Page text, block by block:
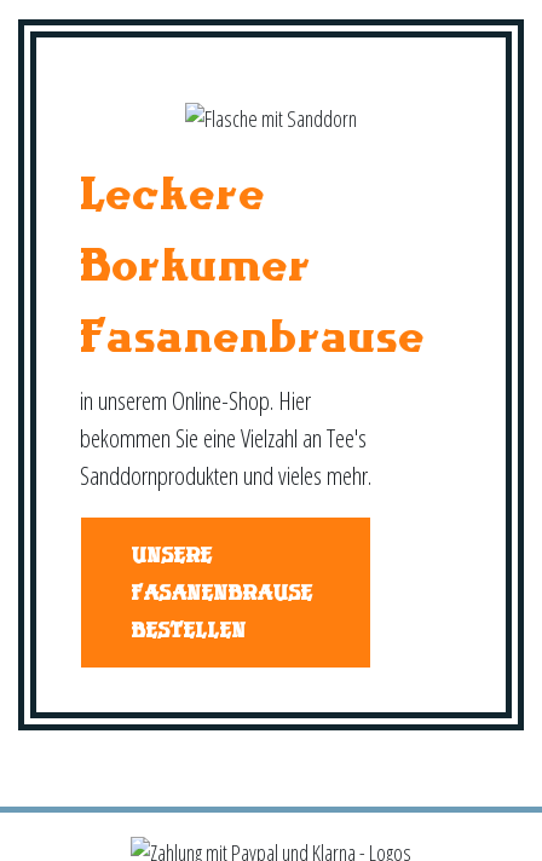
Leckere
Borkumer
Fasanenbrause
in unserem Online-Shop. Hier
bekommen Sie eine Vielzahl an Tee's
Sanddornprodukten und vieles mehr.
UNSERE
FASANENBRAUSE
BESTELLEN